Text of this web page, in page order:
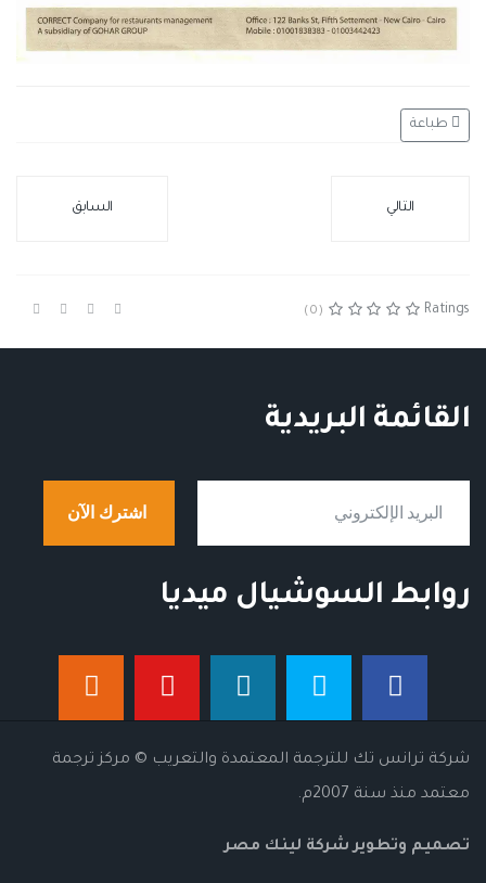
طباعة
السابق التالي
Ratings
(0)
القائمة البريدية
اشترك الآن
روابط السوشيال ميديا
شركة ترانس تك للترجمة المعتمدة والتعريب © مركز ترجمة
معتمد منذ سنة 2007م.
تصميم وتطوير شركة لينك مصر